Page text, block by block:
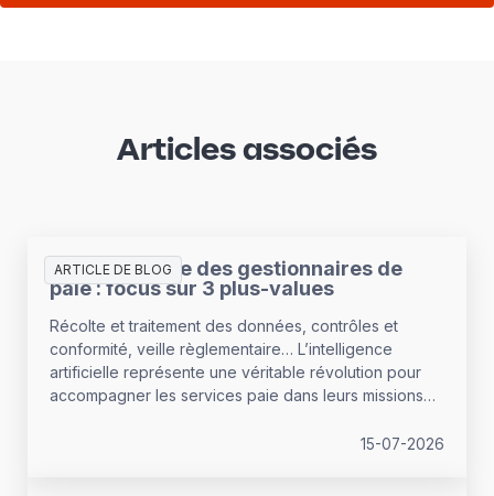
Articles associés
ARTICLE DE BLOG
L’IA au service des gestionnaires de
paie : focus sur 3 plus-values
Récolte et traitement des données, contrôles et
conformité, veille règlementaire… L’intelligence
artificielle représente une véritable révolution pour
accompagner les services paie dans leurs missions
« augmenté », dont le rôle stratégique se renforce.
15-07-2026